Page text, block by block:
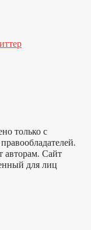
только с
авторам. Сайт
для лиц